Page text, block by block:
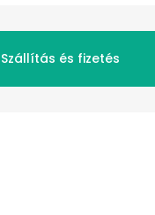
Szállítás és fizetés